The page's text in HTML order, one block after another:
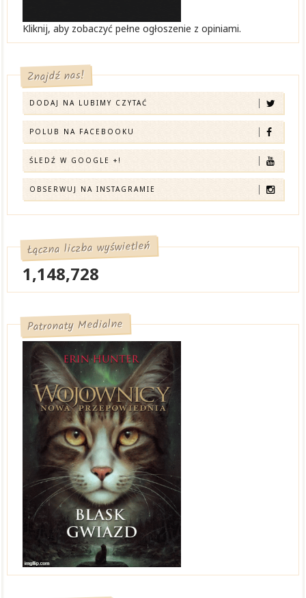
Kliknij, aby zobaczyć pełne ogłoszenie z opiniami.
Znajdź nas!
DODAJ NA LUBIMY CZYTAĆ
POLUB NA FACEBOOKU
ŚLEDŹ W GOOGLE +!
OBSERWUJ NA INSTAGRAMIE
Łączna liczba wyświetleń
1,148,728
Patronaty Medialne